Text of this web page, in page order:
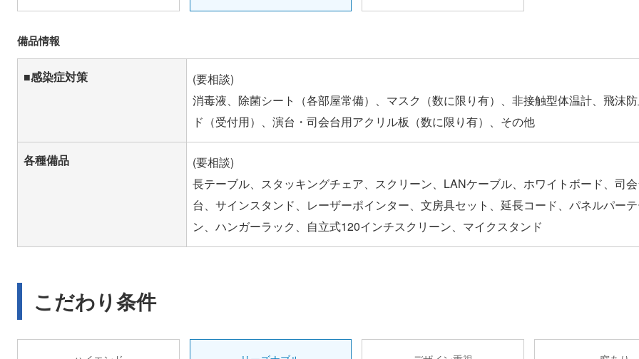
備品情報
■感染症対策
(要相談)
消毒液、除菌シート（各部屋常備）、マスク（数に限り有）、非接触型体温計、飛沫
ド（受付用）、演台・司会台用アクリル板（数に限り有）、その他
各種備品
(要相談)
長テーブル、スタッキングチェア、スクリーン、LANケーブル、ホワイトボード、司
台、サインスタンド、レーザーポインター、文房具セット、延長コード、パネルパー
ン、ハンガーラック、自立式120インチスクリーン、マイクスタンド
こだわり条件